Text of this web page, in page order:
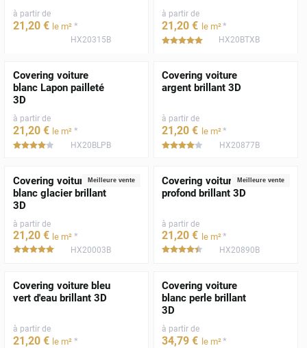
à partir de
21,20 € le m² *
HX20315B
à partir de
21,20 € le m²*
*****HX20BTXB
Covering voiture
blanc Lapon pailleté
3D
à partir de
21,20 € le m² *
***** HX20BLPB
Covering voiture
argent brillant 3D
à partir de
21,20 € le m²*
***** HX20877B
Meilleure vente
Covering voiture
blanc glacier brillant
3D
à partir de
21 ,20 € le m² *
*****HX20003B
Meilleure vente
Covering voiture noir
profond brillant 3D
à partir de
21 ,20 € le m²*
***** HX20890B
Covering voiture bleu
vert d'eau brillant 3D
à partir de
21,20 € le m² *
Covering voiture
blanc perle brillant
3D
à partir de
34,79 € le m²*